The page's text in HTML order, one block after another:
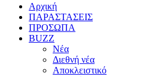
Αρχική
ΠΑΡΑΣΤΑΣΕΙΣ
ΠΡΟΣΩΠΑ
BUZZ
Νέα
Διεθνή νέα
Αποκλειστικό